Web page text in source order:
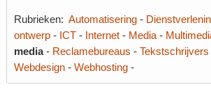
Rubrieken:Automatisering -
ontwerp - ICT - Internet - Media -
media- Reclamebureaus -Tekstschrijvers
Webdesign -Webhosting -